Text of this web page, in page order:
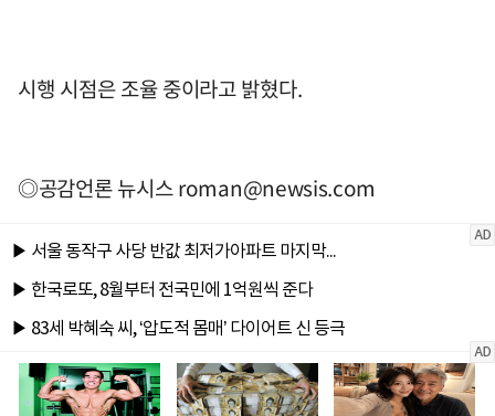
시행 시점은 조율 중이라고 밝혔다.
◎공감언론 뉴시스roman@newsis.com